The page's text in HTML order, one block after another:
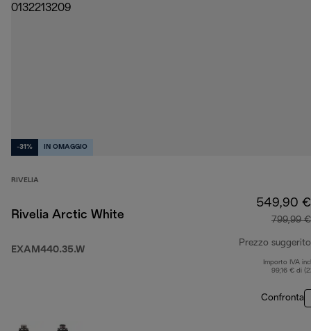
-31% IN OMAGGIO
RIVELIA
Rivelia Arctic White
EXAM440.35.W
549,90 €
799,99 €
Prezzo suggerito
Importo IVA
99,16 € di
Confronta